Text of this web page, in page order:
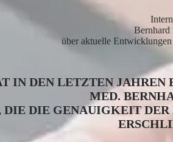
Bernhard
über aktuelle
IN DEN LETZTEN JAHREN
MED.
DIE GENAUIGKEIT